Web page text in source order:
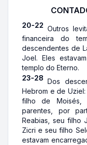
20-22 Outros
financeira do
descendentes de
Joel. Eles
templo do Eterno.
23-28 Dos
Hebrom e de
filho de Moisés,
parentes, por
Reabias, seu filho
Zicri e seu filho
estavam